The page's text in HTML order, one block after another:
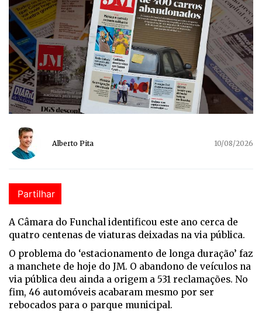
Alberto Pita 10/08/2026
Partilhar
A Câmara do Funchal identificou este ano cerca de
quatro centenas de viaturas deixadas na via pública.
O problema do ‘estacionamento de longa duração’ faz
a manchete de hoje do JM. O abandono de veículos na
via pública deu ainda a origem a 531 reclamações. No
fim, 46 automóveis acabaram mesmo por ser
rebocados para o parque municipal.